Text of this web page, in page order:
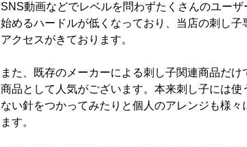
SNS動画などでレベルを問わずたくさんのユー
始めるハードルが低くなっており、当店の刺し
アクセスがきております。
また、既存のメーカーによる刺し子関連商品だ
商品として人気がございます。本来刺し子には
ない針をつかってみたりと個人のアレンジも様
ます。